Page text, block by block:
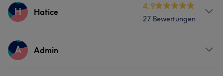
Services
H Hatice
4.9
27 Bewertungen
Services
A Admin